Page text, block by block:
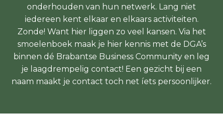
onderhouden van hun netwerk. Lang niet
iedereen kent elkaar en elkaars activiteiten.
Zonde! Want hier liggen zo veel kansen. Via het
smoelenboek maak je hier kennis met de DGA’s
binnen dé Brabantse Business Community en leg
je laagdrempelig contact! Een gezicht bij een
naam maakt je contact toch net íets persoonlijker.